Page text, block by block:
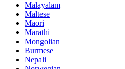
Malayalam
Maltese
Maori
Marathi
Mongolian
Burmese
Nepali